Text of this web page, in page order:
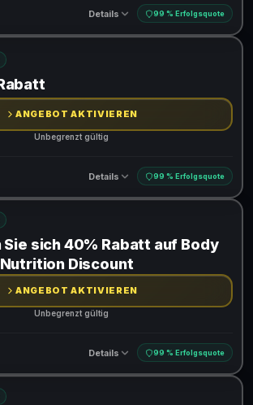
Details 99 % Erfolgsquote
Produkte
ANGEBOT AKTIVIEREN
Unbegrenzt gültig
Details 99 % Erfolgsquote
Produkte
Sie sich 40% Rabatt auf Body
Discount
ANGEBOT AKTIVIEREN
Unbegrenzt gültig
Details 99 % Erfolgsquote